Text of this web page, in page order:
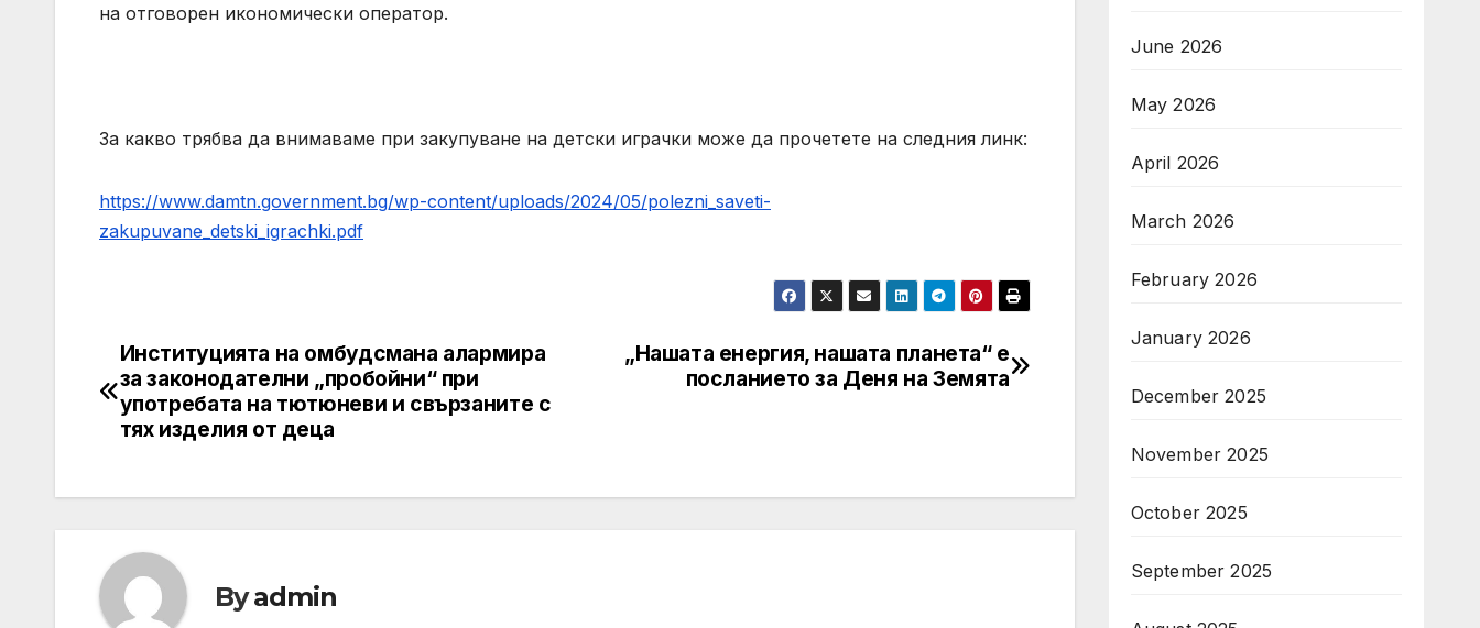
на отговорен икономически оператор.
За какво трябва да внимаваме при закупуване на детски играчки може да прочетете на следния линк:
https://www.damtn.government.bg/wp-content/uploads/2024/05/polezni_saveti-
zakupuvane_detski_igrachki.pdf
Post
navigation
„Нашата енергия, нашата планета“ е
посланието за Деня на Земята
Институцията на омбудсмана алармира
за законодателни „пробойни“ при
употребата на тютюневи и свързаните с
тях изделия от деца
Byadmin
June 2026
May 2026
April 2026
March 2026
February 2026
January 2026
December 2025
November 2025
October 2025
September 2025